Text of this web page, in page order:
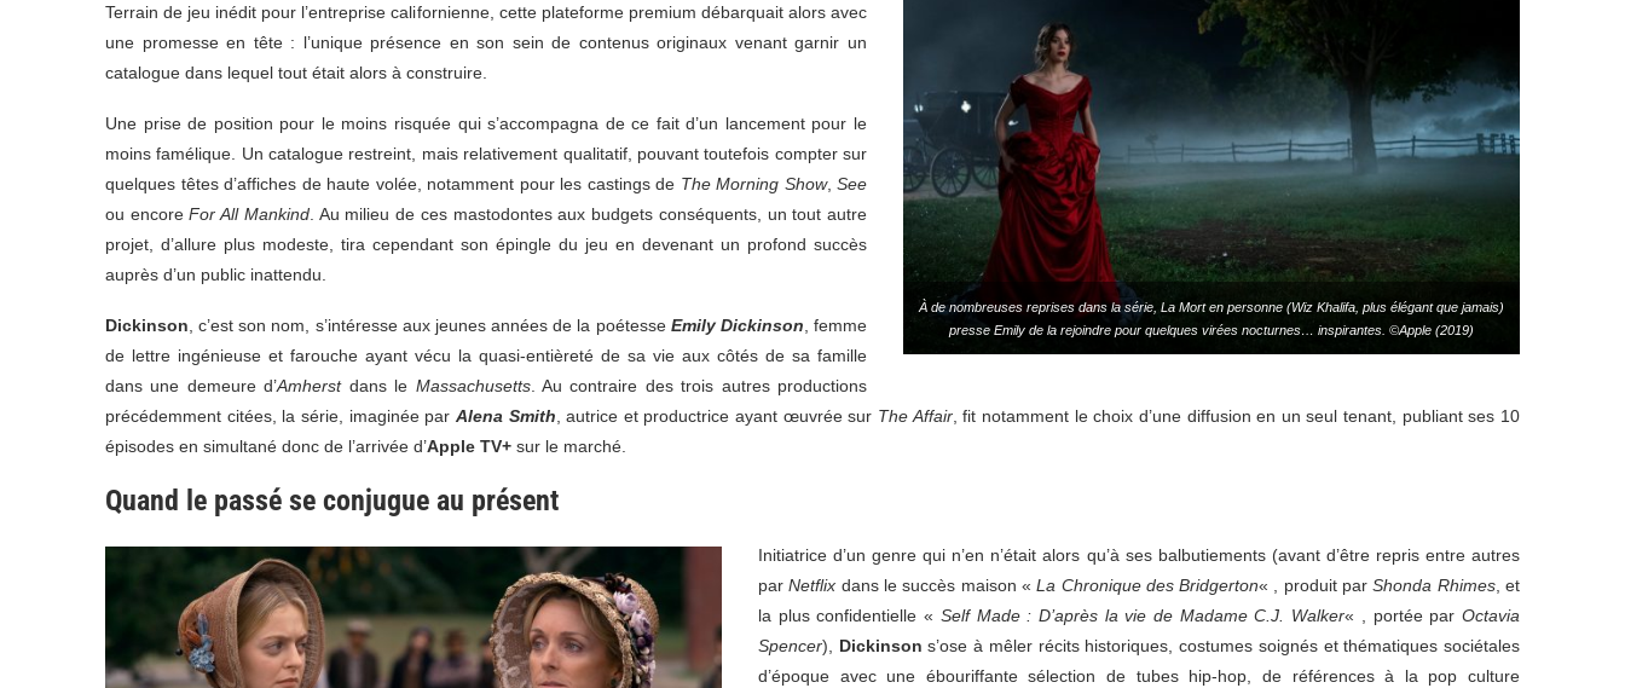
À de nombreuses reprises dans la série, La Mort en personne (Wiz Khalifa, plus élégant que jamais)
presse Emily de la rejoindre pour quelques virées nocturnes… inspirantes. ©Apple (2019)
Terrain de jeu inédit pour l’entreprise californienne, cette plateforme premium débarquait alors avec
une promesse en tête : l’unique présence en son sein de contenus originaux venant garnir un
catalogue dans lequel tout était alors à construire.
Une prise de position pour le moins risquée qui s’accompagna de ce fait d’un lancement pour le
moins famélique. Un catalogue restreint, mais relativement qualitatif, pouvant toutefois compter sur
quelques têtes d’affiches de haute volée, notamment pour les castings de The Morning Show, See
ou encoreFor All Mankind. Au milieu de ces mastodontes aux budgets conséquents, un tout autre
projet, d’allure plus modeste, tira cependant son épingle du jeu en devenant un profond succès
auprès d’un public inattendu.
Dickinson , c’est son nom, s’intéresse aux jeunes années de la poétesse Emily Dickinson , femme
de lettre ingénieuse et farouche ayant vécu la quasi-entièreté de sa vie aux côtés de sa famille
dans une demeure d’Amherstdans le Massachusetts. Au contraire des trois autres productions
précédemment citées, la série, imaginée par Alena Smith , autrice et productrice ayant œuvrée sur The Affair, fit notamment le choix d’une diffusion en un seul tenant, publiant ses 10
épisodes en simultané donc de l’arrivée d’Apple TV+ sur le marché.
Quand le passé se conjugue au présent
Initiatrice d’un genre qui n’en n’était alors qu’à ses balbutiements (avant d’être repris entre autres
parNetflix dans le succès maison «La Chronique des Bridgerton« , produit parShonda Rhimes, et
la plus confidentielle « Self Made : D’après la vie de Madame C.J. Walker« , portée parOctavia
Spencer), Dickinson s’ose à mêler récits historiques, costumes soignés et thématiques sociétales
d’époque avec une ébouriffante sélection de tubes hip-hop, de références à la pop culture